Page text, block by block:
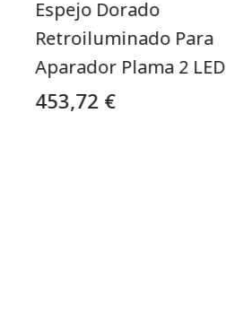
Espejo Dorado
Retroiluminado Para
Aparador Plama 2 LED
453,72 €